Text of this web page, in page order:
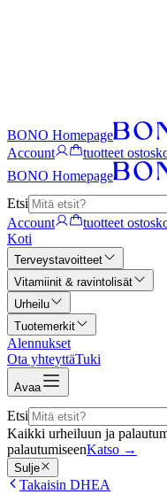
BONO Homepage
Account
tuotteet
BONO Homepage
Etsi
Account
tuotteet
Koti
Terveystavoitteet
Vitamiinit & ravintolisät
Urheilu
Tuotemerkit
Alennukset
Ota yhteyttäTuki
Avaa
Etsi
Kaikki urheiluun ja
palautumiseenKatso →
Sulje
Takaisin DHEA